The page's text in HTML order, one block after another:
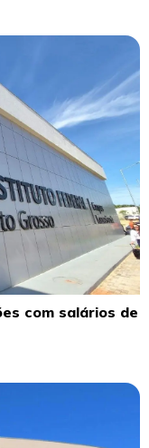
com salários de